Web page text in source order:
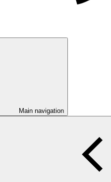
Main navigation